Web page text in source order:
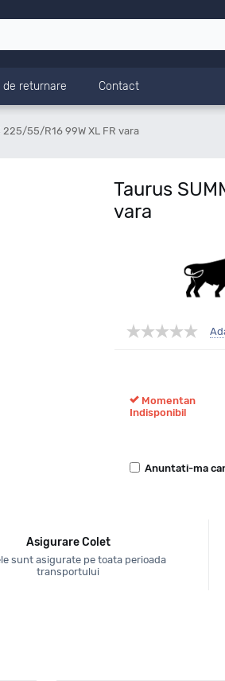
de returnare Contact
225/55/R16 99W XL FR vara
Taurus
vara
Momentan
Indisponibil
Anuntati-ma
Asigurare Colet
sunt asigurate pe toata perioada
transportului